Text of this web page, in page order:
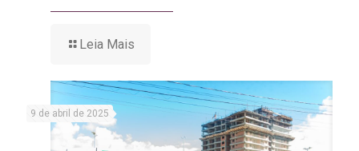
Leia Mais
9 de abril de 2025